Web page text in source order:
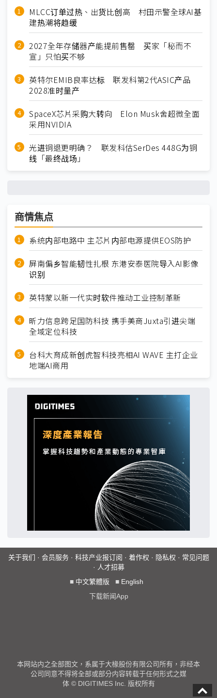
MLCC订单过热、出货比创高 村田示警全球AI基
建热潮将趋缓
2027全年存储器产能提前售罄 买家「秘而不
宣」只怕买不够
英特尔EMIB良率达标 联发科第2代ASIC产品
2028准时量产
SpaceX芯片采购大转向 Elon Musk舍超微全面
采用NVIDIA
光进铜退更明确？ 联发科估SerDes 448G为铜
线「最终战场」
商情焦点
系统内部电路中 主芯片内部电源提供EOS防护
屏南偏乡智能韧性扎根 东港安泰医院导入AI影像
识别
英特蒙以新一代实时软件推动工业控制革新
昕力信息跨足国防科技 携手美商Juxta引进尖端
全域定位科技
台科大育成新创虎智科技亮相AI WAVE 主打企业
地端AI商用
关于我们 · 会员服务· 科技产业报订阅 · 着作权 · 隐私权 · 常见问题
· 人才招募
■ 中文繁體版 ■ English
下载新闻App
本网站内之全部图文，系属于大椽股份有限公司所有，非经本
公司同意不得将全部或部分内容转载于任何形式之媒
体 © DIGITIMES Inc. 版权所有